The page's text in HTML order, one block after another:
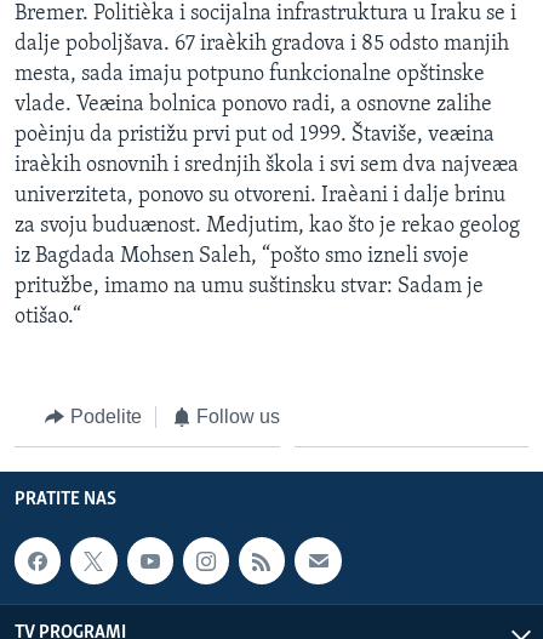
Bremer. Politièka i socijalna infrastruktura u Iraku se i
dalje poboljšava. 67 iraèkih gradova i 85 odsto manjih
mesta, sada imaju potpuno funkcionalne opštinske
vlade. Veæina bolnica ponovo radi, a osnovne zalihe
poèinju da pristižu prvi put od 1999. Štaviše, veæina
iraèkih osnovnih i srednjih škola i svi sem dva najveæa
univerziteta, ponovo su otvoreni. Iraèani i dalje brinu
za svoju buduænost. Medjutim, kao što je rekao geolog
iz Bagdada Mohsen Saleh, “pošto smo izneli svoje
pritužbe, imamo na umu suštinsku stvar: Sadam je
otišao.“
Podelite Follow us
PRATITE NAS
TV PROGRAMI